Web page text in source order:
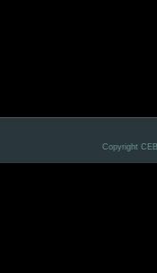
Copyright